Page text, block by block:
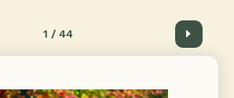
1 / 44 Další